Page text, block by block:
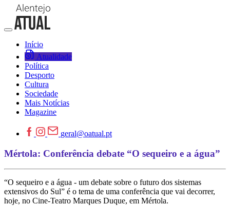
Início
Atualidade
Política
Desporto
Cultura
Sociedade
Mais Notícias
Magazine
geral@oatual.pt
Mértola: Conferência debate “O sequeiro e a água”
“O sequeiro e a água - um debate sobre o futuro dos sistemas
extensivos do Sul” é o tema de uma conferência que vai decorrer,
hoje, no Cine-Teatro Marques Duque, em Mértola.